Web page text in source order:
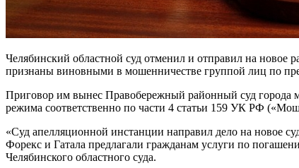
Челябинский областной суд отменил и отправил на
признаны виновными в мошенничестве группой лиц по
Приговор им вынес Правобережный районный суд города
режима соответственно по части 4 статьи 159 УК РФ
«Суд апелляционной инстанции направил дело на новое
Форекс и Гатала предлагали гражданам услуги по
Челябинского областного суда.